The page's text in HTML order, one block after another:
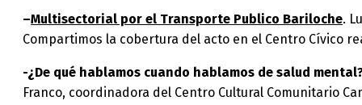
–Multisectorial por el Transporte Publico Bariloche.
Compartimos la cobertura del acto en el Centro Cívico
-¿De qué hablamos cuando hablamos de salud
Franco, coordinadora del Centro Cultural Comunitario